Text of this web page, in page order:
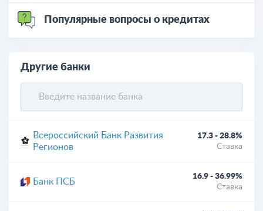
Популярные вопросы о кредитах
Другие банки
Всероссийский Банк Развития
Регионов
17.3 - 28.8%
Ставка
Банк ПСБ
16.9 - 36.99%
Ставка